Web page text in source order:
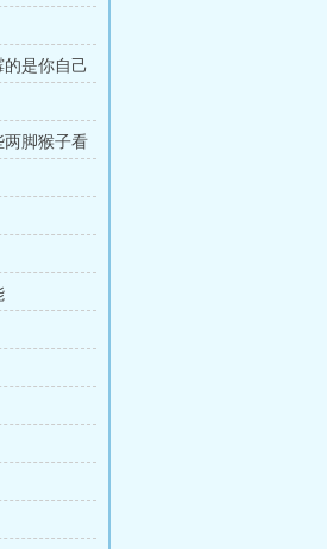
的是你自己
两脚猴子看